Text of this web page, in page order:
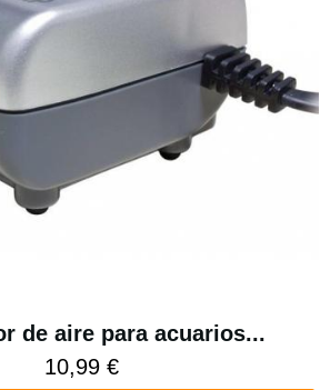
de aire para acuarios...
10,99 €